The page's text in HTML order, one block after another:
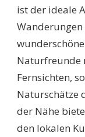
ist der ideale
Naturfreunde
Fernsichten,
Naturschätze
der Nähe
den lokalen